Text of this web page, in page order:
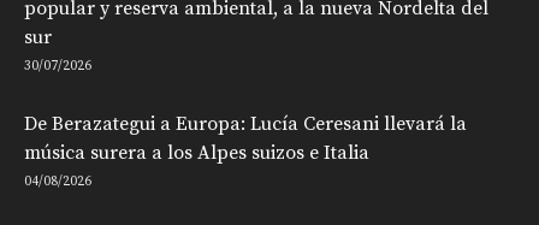
popular y reserva ambiental, a la nueva Nordelta del
sur
30/07/2026
De Berazategui a Europa: Lucía Ceresani llevará la
música surera a los Alpes suizos e Italia
04/08/2026